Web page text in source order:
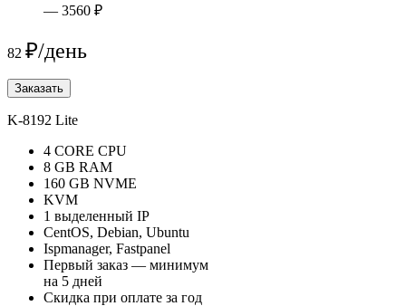
— 3560 ₽
82 ₽/день
Заказать
K-8192 Lite
4 CORE CPU
8 GB RAM
160 GB NVME
KVM
1 выделенный IP
CentOS, Debian, Ubuntu
Ispmanager, Fastpanel
Первый заказ — минимум
на 5 дней
Скидка при оплате за год